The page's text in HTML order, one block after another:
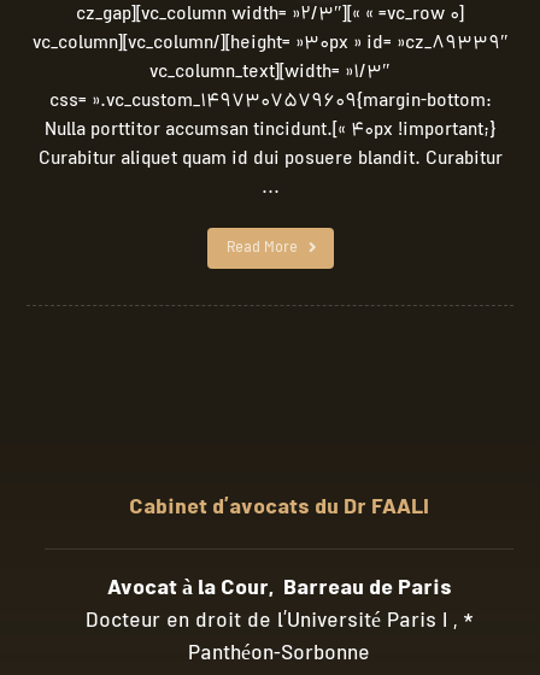
[vc_row 0= » »][vc_column width= »2/3″][cz_gap
height= »30px » id= »cz_89339″][/vc_column][vc_column
width= »1/3″][vc_column_text
css= ».vc_custom_1497307579609{margin-bottom:
40px !important;} »]Nulla porttitor accumsan tincidunt.
Curabitur aliquet quam id dui posuere blandit. Curabitur
...
Read More
Cabinet d’avocats du Dr FAALI
Avocat à la Cour, Barreau de Paris
* Docteur en droit de l’Université Paris I ,
Panthéon-Sorbonne